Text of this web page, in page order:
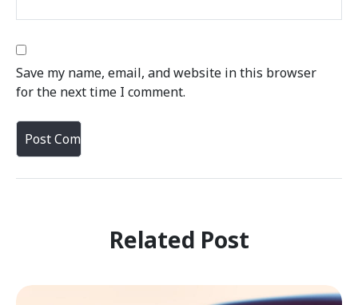
Save my name, email, and website in this browser
for the next time I comment.
Related Post